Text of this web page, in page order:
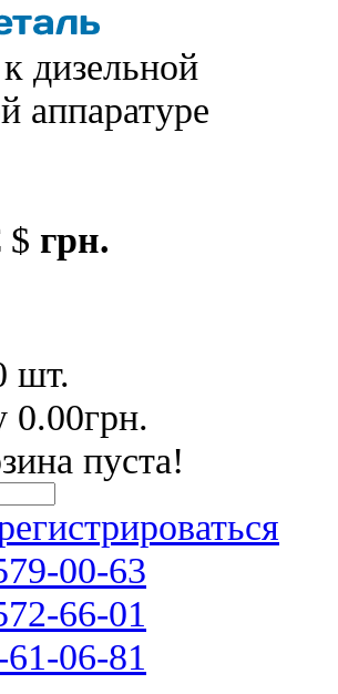
дизельной
аппаратуре
$ грн.
шт.
пуста!
00-63
66-01
06-81